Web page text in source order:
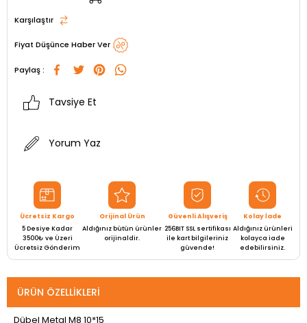
Karşılaştır
Fiyat Düşünce Haber Ver
Paylaş :
Tavsiye Et
Yorum Yaz
Ücretsiz Kargo
5 Desiye Kadar
3500₺ ve Üzeri
Ücretsiz Gönderim
Orijinal Ürün
Aldığınız bütün ürünler
orijinaldir.
Güvenli Alışveriş
256BIT SSL sertifikası
ile kart bilgileriniz
güvende!
Kolay İade
Aldığınız ürünleri
kolayca iade
edebilirsiniz.
ÜRÜN ÖZELLIKLERI
Dübel Metal M8 10*15